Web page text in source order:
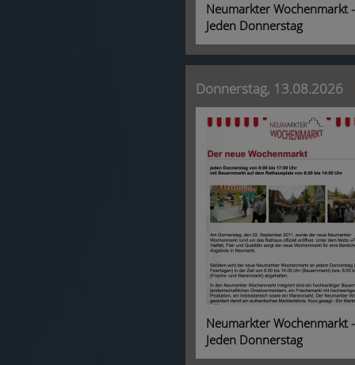
Neumarkter Wochenmarkt -
Jeden Donnerstag
Donnerstag, 13.08.2026
Neumarkter Wochenmarkt -
Jeden Donnerstag